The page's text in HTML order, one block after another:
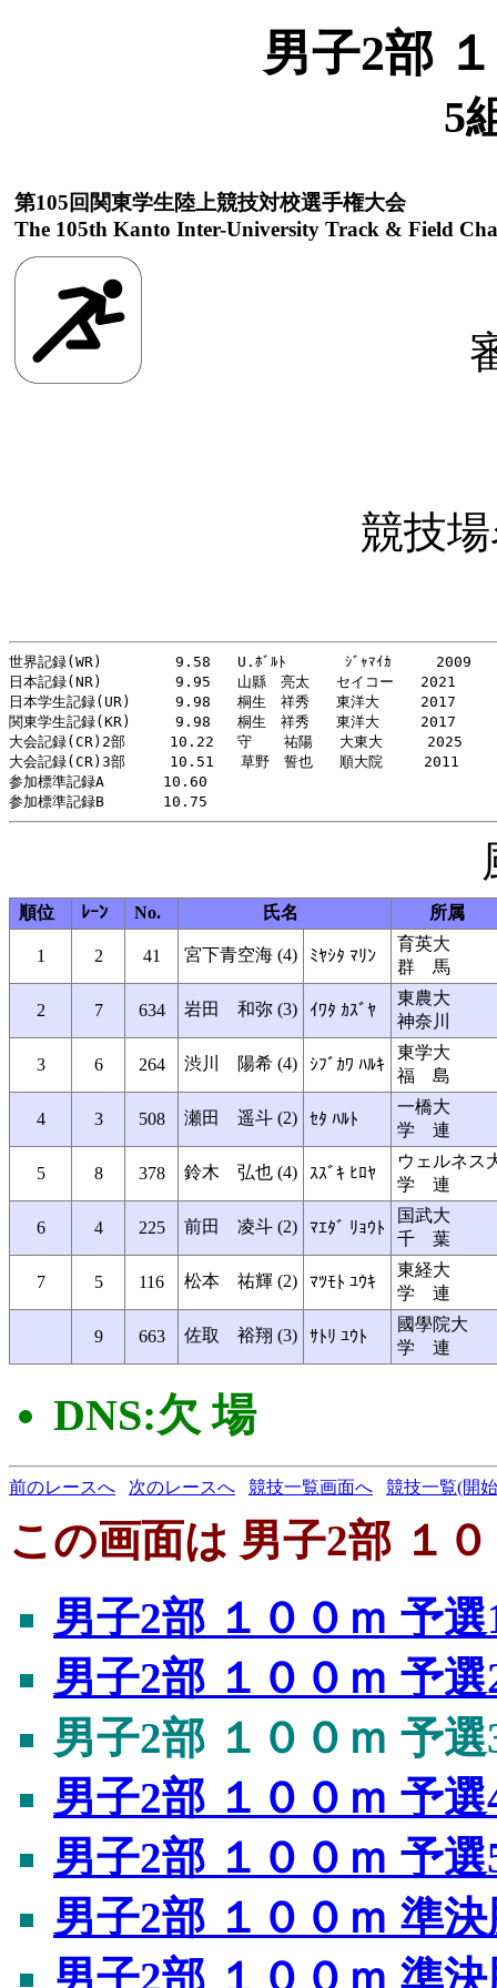
男子2部
5
第105回関東学生陸上競技対校選手権大会
The 105th Kanto Inter-University Track & Field
競技
世界記録(WR)    　　 9.58   U.ﾎﾞﾙﾄ　     ｼﾞｬﾏｲｶ     2009
日本記録(NR)    　　 9.95   山縣　亮太   セイコー   2021
日本学生記録(UR)     9.98   桐生　祥秀   東洋大   　2017
関東学生記録(KR)     9.98   桐生　祥秀   東洋大   　2017
大会記録(CR)2部     10.22 　守　  祐陽   大東大     2025
大会記録(CR)3部     10.51   草野　誓也   順大院   　2011
参加標準記録A   　  10.60
順位 ﾚｰﾝ No. 氏名 所属
1 2 41 宮下青空海 (4) ﾐﾔｼﾀ ﾏﾘﾝ
育英大
群 馬
2 7 634 岩田 和弥 (3) ｲﾜﾀ ｶｽﾞﾔ
東農大
神奈川
3 6 264 渋川 陽希 (4) ｼﾌﾞｶﾜ ﾊﾙｷ
東学大
福 島
4 3 508 瀬田 遥斗 (2) ｾﾀ ﾊﾙﾄ
一橋大
学 連
5 8 378 鈴木 弘也 (4) ｽｽﾞｷ ﾋﾛﾔ
ウェルネス
学 連
6 4 225 前田 凌斗 (2) ﾏｴﾀﾞ ﾘｮｳﾄ
国武大
千 葉
7 5 116 松本 祐輝 (2) ﾏﾂﾓﾄ ﾕｳｷ
東経大
学 連
9 663 佐取 裕翔 (3) ｻﾄﾘ ﾕｳﾄ
國學院大
学 連
DNS:欠 場
前のレースへ 次のレースへ 競技一覧画面へ 競技一覧(開
この画面は 男子2部 １
男子2部 １００ｍ 予選
男子2部 １００ｍ 予選
男子2部 １００ｍ 予選
男子2部 １００ｍ 予選
男子2部 １００ｍ 予選
男子2部 １００ｍ 準
男子2部 １００ｍ 準